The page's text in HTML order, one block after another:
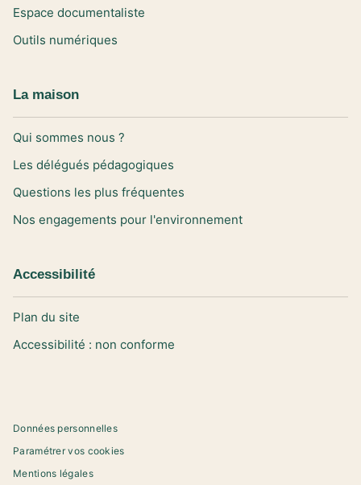
Espace documentaliste
Outils numériques
La maison
Qui sommes nous ?
Les délégués pédagogiques
Questions les plus fréquentes
Nos engagements pour l'environnement
Accessibilité
Plan du site
Accessibilité : non conforme
Données personnelles
Paramétrer vos cookies
Mentions légales